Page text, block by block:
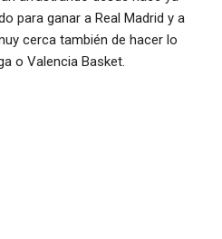
para ganar a Real Madrid y a
cerca también de hacer lo
o Valencia Basket.